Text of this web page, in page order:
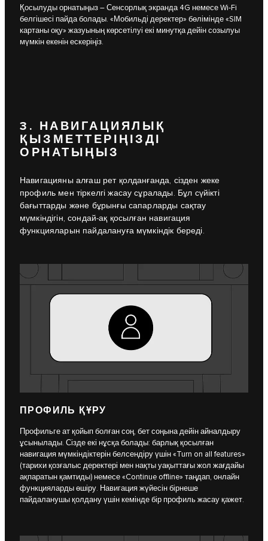
Қосылуды орнатыңыз – Сенсорлық экранда 4G немесе Wi-Fi
белгішесі пайда болады. «Мобильді деректер» бөлімінде «SIM
картаны оқу» жазуының көрсетілуі екі минутқа дейін созылуы
мүмкін екенін ескеріңіз.
3. НАВИГАЦИЯЛЫҚ
ҚЫЗМЕТТЕРІҢІЗДІ
ОРНАТЫҢЫЗ
Навигацияны алғаш рет қолданғанда, сізден жеке
профиль мен тіркелгі жасау сұралады. Бұл сүйікті
бағыттарды және бұрынғы сапарларды сақтау
мүмкіндігін, сондай-ақ қосылған навигация
функцияларын пайдалануға мүмкіндік береді.
ПРОФИЛЬ ҚҰРУ
Профильге ат қойып болған соң, бет соңына дейін айналдыру
ұсынылады. Сізде екі нұсқа болады: барлық қосылған
навигация мүмкіндіктерін белсендіру үшін «Turn on all features»
(тарихи қозғалыс деректері мен нақты уақыттағы жол жағдайы
ақпаратын қамтиды) немесе «Continue offline» таңдап, онлайн
функцияларды өшіру. Навигация жүйесін бірнеше
пайдаланушы қолдану үшін кемінде бір профиль жасау қажет.